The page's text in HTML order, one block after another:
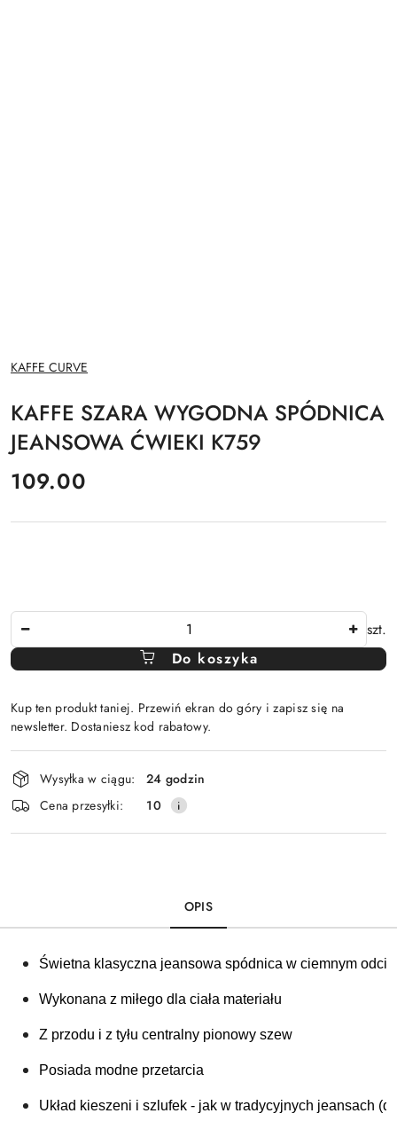
NAZWA
PRODUCENTA:
KAFFE CURVE
KAFFE SZARA WYGODNA SPÓDNICA
JEANSOWA ĆWIEKI K759
cena:
109.00
szt.
Do koszyka
Kup ten produkt taniej. Przewiń ekran do góry i zapisz się na
newsletter. Dostaniesz kod rabatowy.
Dostępność
i
dostawa
Wysyłka w ciągu:
24 godzin
Cena przesyłki:
10
OPIS
Świetna klasyczna jeansowa spódnica w ciemnym
Wykonana z miłego dla ciała materiału
Z przodu i z tyłu centralny pionowy szew
Posiada modne przetarcia
Układ kieszeni i szlufek - jak w tradycyjnych jeansach